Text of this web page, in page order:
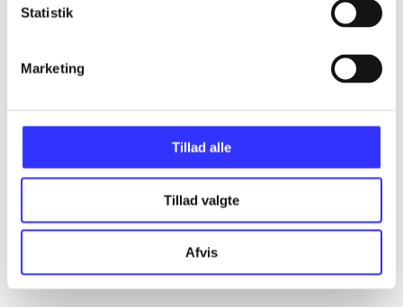
Statistik
Marketing
Tillad alle
Tillad valgte
Afvis